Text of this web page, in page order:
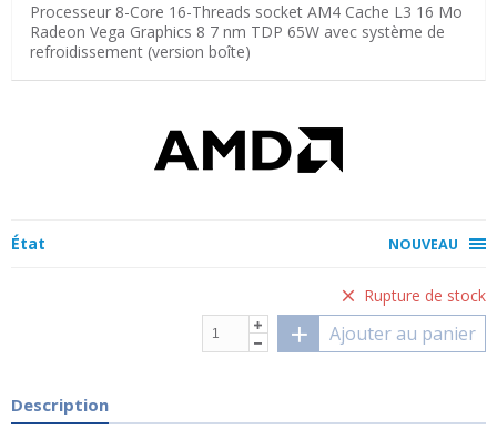
Processeur 8-Core 16-Threads socket AM4 Cache L3 16 Mo
Radeon Vega Graphics 8 7 nm TDP 65W avec système de
refroidissement (version boîte)
État NOUVEAU
Rupture de stock
Ajouter au panier
Description